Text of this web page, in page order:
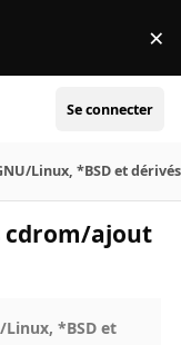
×
Se connecter
Linux, *BSD et
cdrom/ajout
Linux, *BSD et